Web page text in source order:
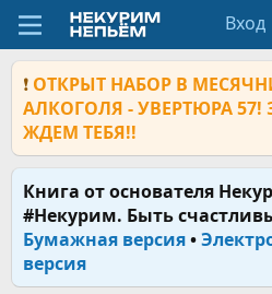
Вход
❗ ОТКРЫТ НАБОР В
АЛКОГОЛЯ - УВЕРТЮРА
ЖДЕМ ТЕБЯ!!
Книга от основателя
#Некурим. Быть
Бумажная версия•
версия